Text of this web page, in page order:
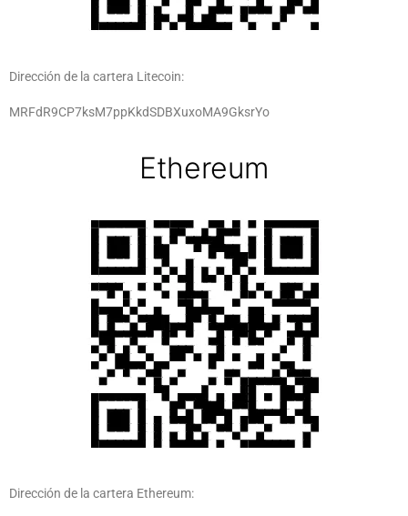
Dirección de la cartera Litecoin:
MRFdR9CP7ksM7ppKkdSDBXuxoMA9GksrYo
Ethereum
Dirección de la cartera Ethereum: